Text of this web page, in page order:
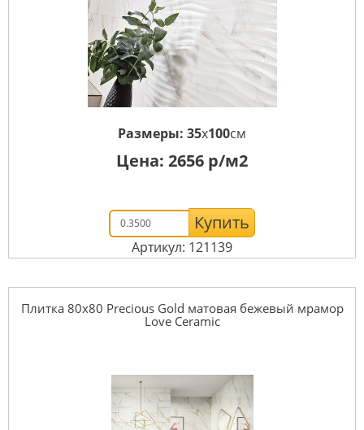
Размеры: 35x100см
Цена: 2656 р/м2
Купить
Артикул: 121139
Плитка 80x80 Precious Gold матовая бежевый мрамор
Love Ceramic